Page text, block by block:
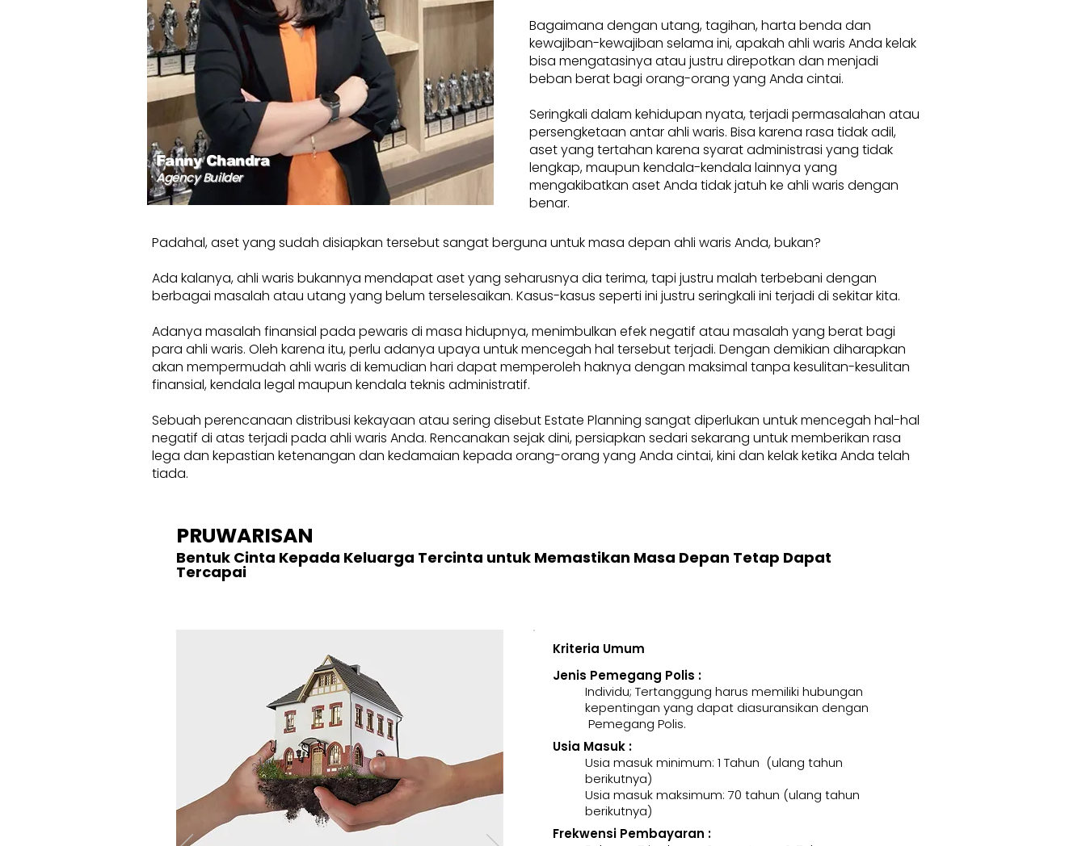
Agency Builder
Fanny Chandra
Bagaimana dengan utang, tagihan, harta benda dan
kewajiban-kewajiban selama ini, apakah ahli waris Anda kelak
bisa mengatasinya atau justru direpotkan dan menjadi
beban berat bagi orang-orang yang Anda cintai.
Seringkali dalam kehidupan nyata, terjadi permasalahan atau
persengketaan antar ahli waris. Bisa karena rasa tidak adil,
aset yang tertahan karena syarat administrasi yang tidak
lengkap, maupun kendala-kendala lainnya yang
mengakibatkan aset Anda tidak jatuh ke ahli waris dengan
benar.
Padahal, aset yang sudah disiapkan tersebut sangat berguna untuk masa depan ahli waris Anda, bukan?
Ada kalanya, ahli waris bukannya mendapat aset yang seharusnya dia terima, tapi justru malah terbebani dengan
berbagai masalah atau utang yang belum terselesaikan. Kasus-kasus seperti ini justru seringkali ini terjadi di sekitar kita.
Adanya masalah finansial pada pewaris di masa hidupnya, menimbulkan efek negatif atau masalah yang berat bagi
para ahli waris. Oleh karena itu, perlu adanya upaya untuk mencegah hal tersebut terjadi. Dengan demikian diharapkan
akan mempermudah ahli waris di kemudian hari dapat memperoleh haknya dengan maksimal tanpa kesulitan-kesulitan
finansial, kendala legal maupun kendala teknis administratif.
Sebuah perencanaan distribusi kekayaan atau sering disebut Estate Planning sangat diperlukan untuk mencegah hal-hal
negatif di atas terjadi pada ahli waris Anda. Rencanakan sejak dini, persiapkan sedari sekarang untuk memberikan rasa
lega dan kepastian ketenangan dan kedamaian kepada orang-orang yang Anda cintai, kini dan kelak ketika Anda telah
tiada.
PRUWARISAN
Bentuk Cinta Kepada Keluarga Tercinta untuk Memastikan Masa Depan Tetap Dapat
Tercapai
Kriteria Umum
Jenis Pemegang Polis :
Individu; Tertanggung harus memiliki hubungan
kepentingan yang dapat diasuransikan dengan
Pemegang Polis.
Usia Masuk :
Usia masuk minimum: 1 Tahun (ulang tahun
berikutnya)
Usia masuk maksimum: 70 tahun (ulang tahun
berikutnya)
Frekwensi Pembayaran :